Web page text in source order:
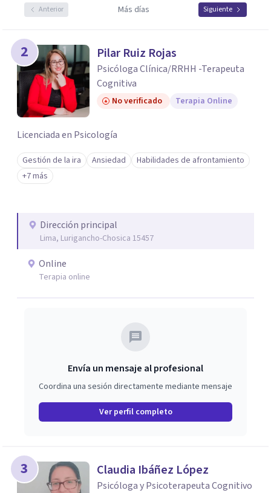
Anterior Más días Siguiente
2 Pilar Ruiz Rojas
Psicóloga Clínica/RRHH -Terapeuta
Cognitiva
No verificado Terapia Online
Licenciada en Psicología
Gestión de la ira Ansiedad
Habilidades de afrontamiento
+7 más
Dirección principal
Lima, Lurigancho-Chosica 15457
Online
Terapia online
Envía un mensaje al profesional
Coordina una sesión directamente mediante mensaje
Ver perfil completo
3 Claudia Ibáñez López
Psicóloga y Psicoterapeuta Cognitivo